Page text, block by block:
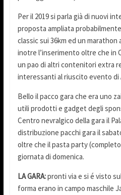
Per il 2019 si parla già di nuovi
proposta ampliata
classic sui 36km ed un
inotre l’inserimento oltre che in
un pao di altri contenitori extra
interessanti al riuscito evento di
Bello il pacco gara che era uno
utili prodotti e gadget degli
Centro nevralgico della gara il
distribuzione pacchi gara il
oltre che il pasta party
giornata di domenica.
LA GARA:pronti via e si é visto
forma erano in campo maschile